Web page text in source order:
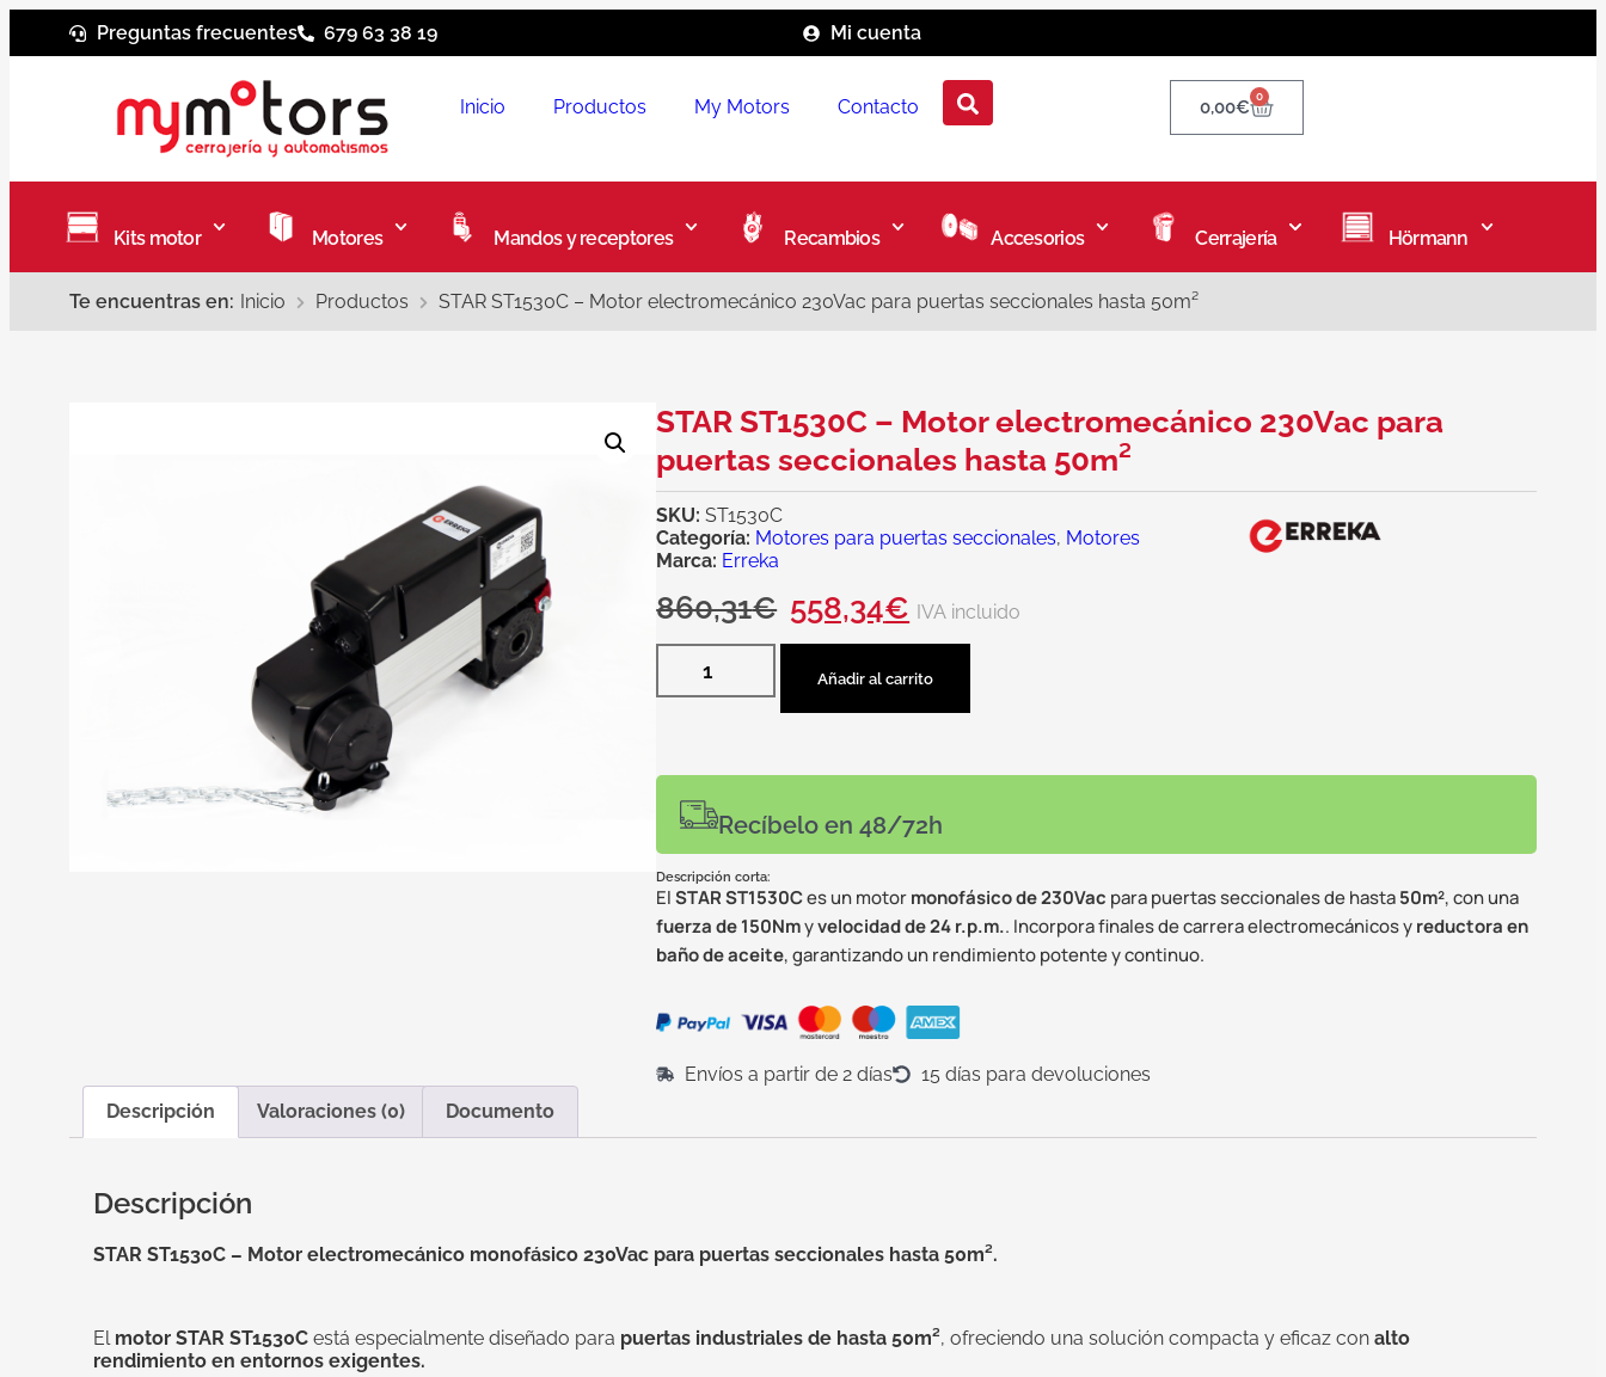
Preguntas frecuentes 679 63 38 19 Mi cuenta
Inicio Productos My Motors Contacto 0,00€ 0
Kits motor Motores Mandos y receptores Recambios Accesorios Cerrajería Hörmann
Te encuentras en: Inicio Productos STAR ST1530C – Motor electromecánico 230Vac para puertas seccionales hasta 50m²
STAR ST1530C – Motor electromecánico 230Vac para
puertas seccionales hasta 50m²
SKU:ST1530C
Categoría: Motores para puertas seccionales, Motores
Marca: Erreka
860,31€ 558,34€ IVA incluido
Añadir al carrito
Recíbelo en 48/72h
Descripción corta:
ElSTAR ST1530Ces un motormonofásicode 230Vac para puertas seccionales de hasta50m², con una
fuerza de 150Nmyvelocidad de 24 r.p.m.. Incorpora finales de carrera electromecánicos yreductora en
baño de aceite, garantizando un rendimiento potente y continuo.
Envíos a partir de 2 días
15 días para devoluciones
Descripción
Valoraciones (0) Documento
Descripción
STAR ST1530C – Motor electromecánico monofásico 230Vac para puertas seccionales hasta 50m².
El motor STAR ST1530C está especialmente diseñado para puertas industriales de hasta 50m², ofreciendo una solución compacta y eficaz con alto
rendimiento en entornos exigentes.